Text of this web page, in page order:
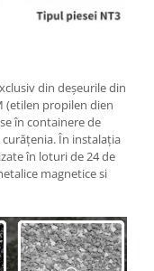
din deșeurile din
(etilen propilen dien
în containere de
În instalația
în loturi de 24 de
magnetice si